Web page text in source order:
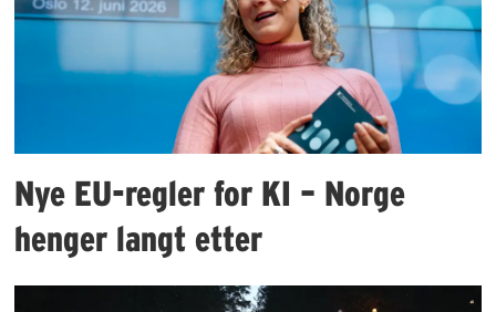
Nye EU-regler for KI – Norge
henger langt etter